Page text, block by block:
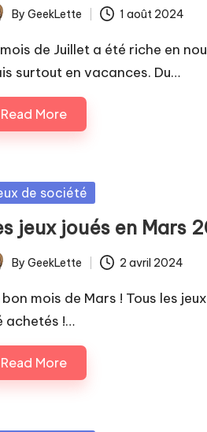
By GeekLette 1 août 2024
de Juillet a été riche en
surtout en vacances. Du…
Read More
de société
jeux joués en Mars
By GeekLette 2 avril 2024
bon mois de Mars ! Tous les
achetés !…
Read More